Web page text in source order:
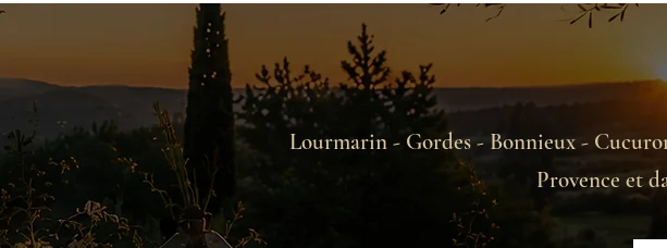
Lourmarin - Gordes - Bonnieux -
Provence et